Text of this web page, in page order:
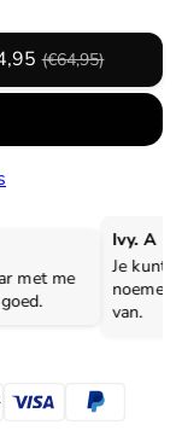
(€64,95)
met me
Ivy. A
Je kunt
van.